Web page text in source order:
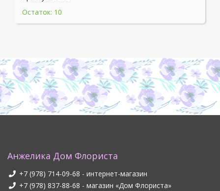
Остаток: 10
Анжелика Дом Флориста
+7 (978) 714-09-68 - интернет-магазин
+7 (978) 837-88-68 - магазин «Дом Флориста»